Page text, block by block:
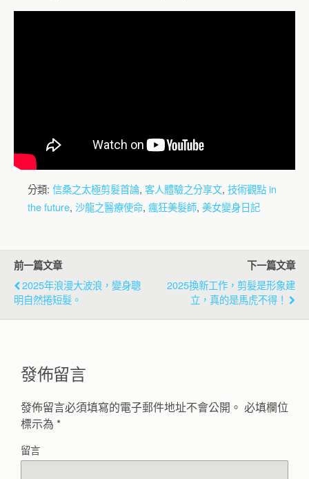
分類: 信桑之太極剪髮首論, 客人體驗之分享文, 技術觀點 in
the future, 沙龍之醫療使命, 瘋狂美髮師, 美女變身日記
前一篇文章
2025年浪漫大波浪，變身聰
明自然捲短髮。
下一篇文章
2025換新工作，剪髮是形象建
立，真的是馬虎不得！
發佈留言
發佈留言必須填寫的電子郵件地址不會公開。 必填欄位
標示為 *
留言